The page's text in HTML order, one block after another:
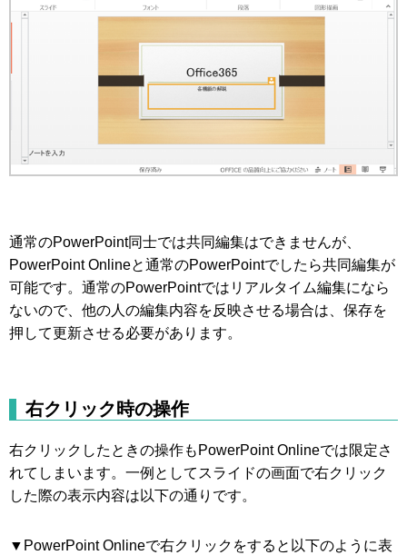
通常のPowerPoint同士では共同編集はできませんが、
PowerPoint Onlineと通常のPowerPointでしたら共同編集が
可能です。通常のPowerPointではリアルタイム編集になら
ないので、他の人の編集内容を反映させる場合は、保存を
押して更新させる必要があります。
右クリック時の操作
右クリックしたときの操作もPowerPoint Onlineでは限定さ
れてしまいます。一例としてスライドの画面で右クリック
した際の表示内容は以下の通りです。
▼PowerPoint Onlineで右クリックをすると以下のように表